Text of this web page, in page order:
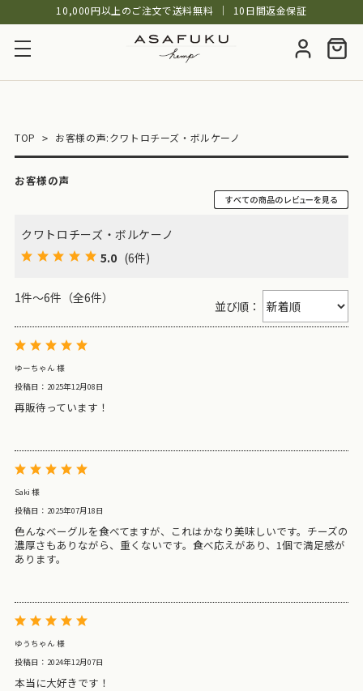
10,000円以上のご注文で送料無料 │ 10日間返金保証
TOP お客様の声:クワトロチーズ・ボルケーノ
お客様の声
クワトロチーズ・ボルケーノ
5.0 (6件)
1件～6件（全6件）
並び順：
ゆーちゃん 様
投稿日：2025年12月08日
再販待っています！
Saki 様
投稿日：2025年07月18日
色んなベーグルを食べてますが、これはかなり美味しいです。チーズの
濃厚さもありながら、重くないです。食べ応えがあり、1個で満足感が
あります。
ゆうちゃん 様
投稿日：2024年12月07日
本当に大好きです！